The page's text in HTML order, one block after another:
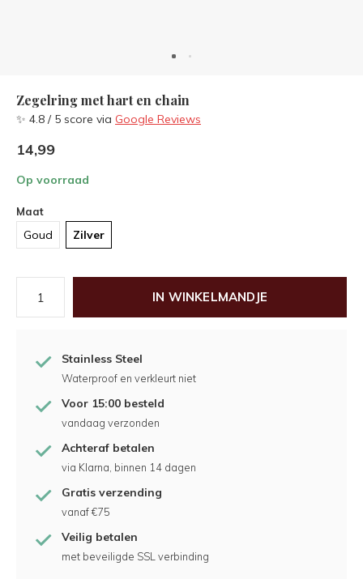
Zegelring met hart en chain
✨ 4.8 / 5 score via Google Reviews
14,99
Op voorraad
Maat
Goud Zilver
IN WINKELMANDJE
Stainless Steel
Waterproof en verkleurt niet
Voor 15:00 besteld
vandaag verzonden
Achteraf betalen
via Klarna, binnen 14 dagen
Gratis verzending
vanaf €75
Veilig betalen
met beveiligde SSL verbinding